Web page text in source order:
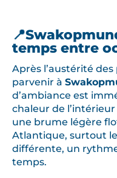
temps entre
Après l’austérité des
parvenir à
d’ambiance est
chaleur de
une brume légère
Atlantique, surtout
différente, un
temps.